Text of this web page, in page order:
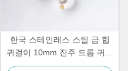
한국 스테인레스 스틸 금 힙
귀걸이 10mm 진주 드롭 귀걸
이 여성용